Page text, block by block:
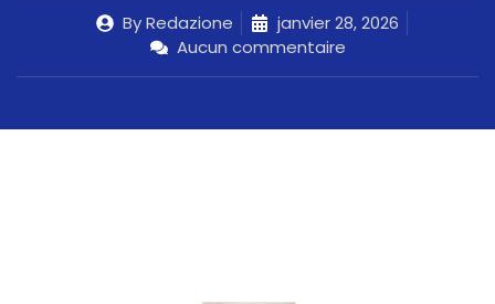
ByRedazione
janvier 28, 2026
Aucun commentaire